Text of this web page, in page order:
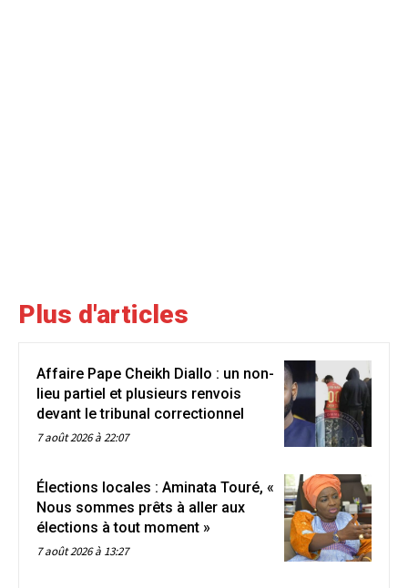
Plus d'articles
Affaire Pape Cheikh Diallo : un non-
lieu partiel et plusieurs renvois
devant le tribunal correctionnel
7 août 2026 à 22:07
Élections locales : Aminata Touré, «
Nous sommes prêts à aller aux
élections à tout moment »
7 août 2026 à 13:27